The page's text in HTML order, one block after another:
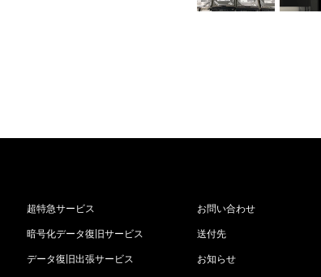
超特急サービス
暗号化データ復旧サービス
データ復旧出張サービス
お問い合わせ
送付先
お知らせ